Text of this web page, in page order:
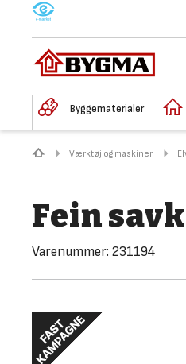
M
Byggematerialer
Værktøj og maskiner
Fein
Varenummer: 231194